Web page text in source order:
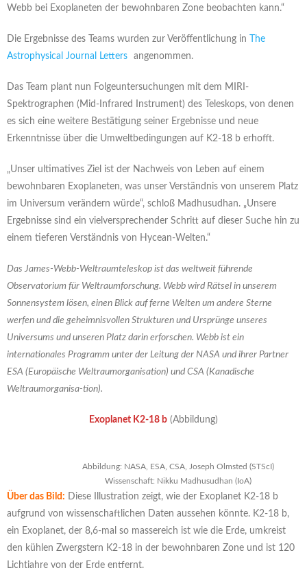
Webb bei Exoplaneten der bewohnbaren Zone beobachten kann.“
Die Ergebnisse des Teams wurden zur Veröffentlichung in
The
Astrophysical Journal Letters
angenommen.
Das Team plant nun Folgeuntersuchungen mit dem MIRI-
Spektrographen (Mid-Infrared Instrument) des Teleskops, von denen
es sich eine weitere Bestätigung seiner Ergebnisse und neue
Erkenntnisse über die Umweltbedingungen auf K2-18 b erhofft.
„Unser ultimatives Ziel ist der Nachweis von Leben auf einem
bewohnbaren Exoplaneten, was unser Verständnis von unserem Platz
im Universum verändern würde“, schloß Madhusudhan. „Unsere
Ergebnisse sind ein vielversprechender Schritt auf dieser Suche hin zu
einem tieferen Verständnis von Hycean-Welten.“
Das James-Webb-Weltraumteleskop ist das weltweit führende
Observatorium für Weltraumforschung. Webb wird Rätsel in unserem
Sonnensystem lösen, einen Blick auf ferne Welten um andere Sterne
werfen und die geheimnisvollen Strukturen und Ursprünge unseres
Universums und unseren Platz darin erforschen. Webb ist ein
internationales Programm unter der Leitung der NASA und ihrer Partner
ESA (Europäische Weltraumorganisation) und CSA (Kanadische
Weltraumorganisa-tion).
Exoplanet K2-18 b (Abbildung)
Abbildung: NASA, ESA, CSA, Joseph Olmsted (STScI)
Wissenschaft: Nikku Madhusudhan (IoA)
Über das Bild: Diese Illustration zeigt, wie der Exoplanet K2-18 b
aufgrund von wissenschaftlichen Daten aussehen könnte. K2-18 b,
ein Exoplanet, der 8,6-mal so massereich ist wie die Erde, umkreist
den kühlen Zwergstern K2-18 in der bewohnbaren Zone und ist 120
Lichtjahre von der Erde entfernt.